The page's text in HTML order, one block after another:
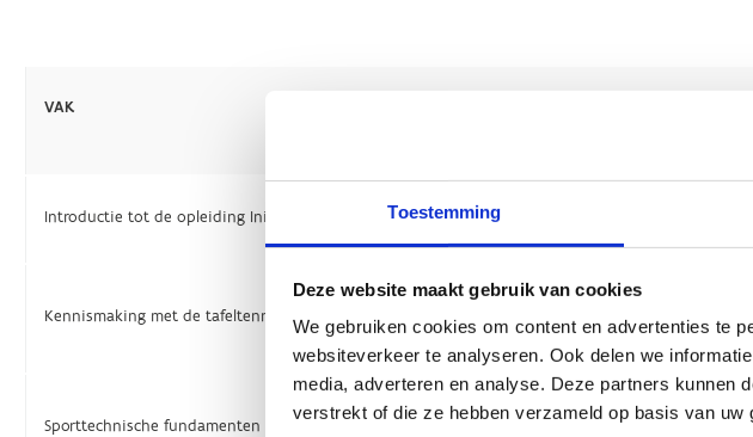
Toestemming
Deze website maakt gebruik van cookies
We gebruiken cookies om content en advertenties te
websiteverkeer te analyseren. Ook delen we
media, adverteren en analyse. Deze partners kunnen
verstrekt of die ze hebben verzameld op basis van uw